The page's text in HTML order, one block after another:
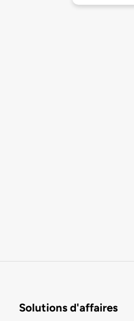
Solutions d'affaires